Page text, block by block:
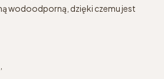
wodoodporną, dzięki czemu jest